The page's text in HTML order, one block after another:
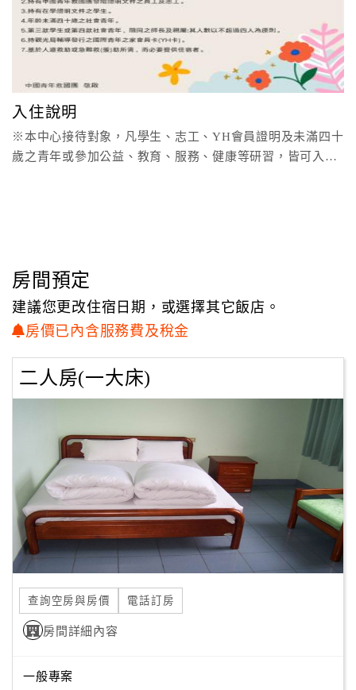
顧
客
務
顧
客
訂
單
管
理
會
員
客
服
聯
絡
單
Line
．提供講習、訓習、會議活動場地
入住說明
※本中心接待對象，凡學生、志工、YH會員證明及未滿四十
歲之青年或參加公益、教育、服務、健康等研習，皆可入
房間預定
建議您更改住宿日期，或選擇其它飯店。
房價已內含服務費及稅金
二人房(一大床)
查詢空房與房價 電話訂房
房間詳細內容
一般專案